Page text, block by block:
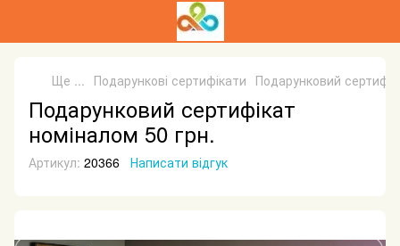
Ще ... Подарункові сертифікати Подарунковий
Подарунковий сертифікат
номіналом 50 грн.
Артикул: 20366 Написати відгук